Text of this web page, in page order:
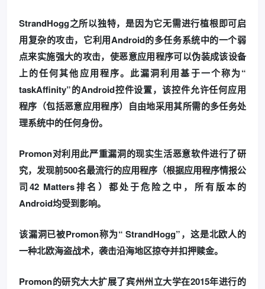
StrandHogg之所以独特，是因为它无需进行植根即可启
用复杂的攻击，它利用Android的多任务系统中的一个弱
点来实施强大的攻击，使恶意应用程序可以伪装成该设备
上的任何其他应用程序。 此漏洞利用基于一个称为“
taskAffinity”的Android控件设置，该控件允许任何应用
程序（包括恶意应用程序）自由地采用其所需的多任务处
理系统中的任何身份。
Promon对利用此严重漏洞的现实生活恶意软件进行了研
究，发现前500名最流行的应用程序（根据应用程序情报公
司42 Matters排名）都处于危险之中，所有版本的
Android均受到影响。
该漏洞已被Promon称为“ StrandHogg”，这是北欧人的
一种北欧海盗战术，袭击沿海地区掠夺并扣押赎金。
Promon的研究大大扩展了宾州州立大学在2015年进行的